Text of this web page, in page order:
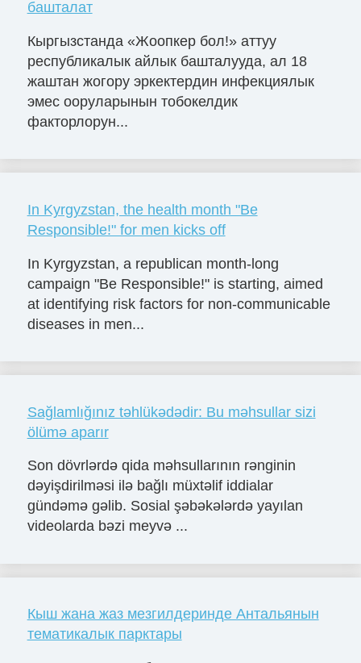
башталат
Кыргызстанда «Жоопкер бол!» аттуу
республикалык айлык башталууда, ал 18
жаштан жогору эркектердин инфекциялык
эмес ооруларынын тобокелдик
факторлорун...
In Kyrgyzstan, the health month "Be
Responsible!" for men kicks off
In Kyrgyzstan, a republican month-long
campaign "Be Responsible!" is starting, aimed
at identifying risk factors for non-communicable
diseases in men...
Sağlamlığınız təhlükədədir: Bu məhsullar sizi
ölümə aparır
Son dövrlərdə qida məhsullarının rənginin
dəyişdirilməsi ilə bağlı müxtəlif iddialar
gündəmə gəlib. Sosial şəbəkələrdə yayılan
videolarda bəzi meyvə ...
Кыш жана жаз мезгилдеринде Антальянын
тематикалык парктары